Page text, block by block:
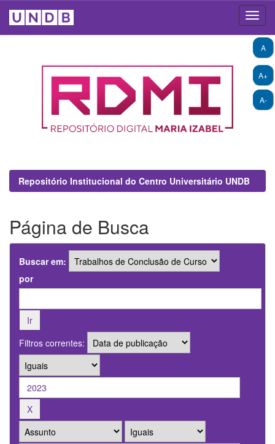
A+
A-
A
Repositório Institucional do Centro Universitário UNDB
Página de Busca
Buscar em:
por
Filtros correntes: